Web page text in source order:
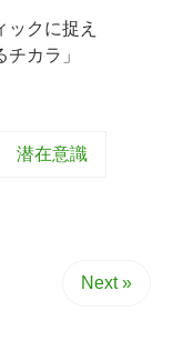
ックに捉え
カラ」
潜在意識
Next »